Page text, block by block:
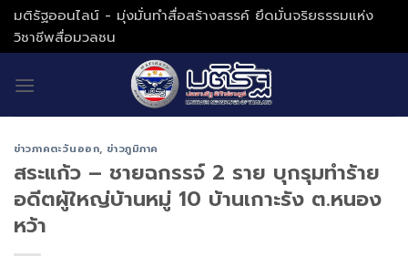
Skip
to
content
มติรัฐออนไลน์ - มุ่งมั่นทำสื่อสร้างสรรค์ ยึดมั่นจริยธรรมแห่ง
วิชาชีพสื่อมวลชน
ข่าวภาคตะวันออก, ข่าวภูมิภาค
สระแก้ว – ชายฉกรรจ์ 2 ราย บุกรุมทำร้าย
อดีตผู้ใหญ่บ้านหมู่ 10 บ้านเกาะรัง ต.หนอง
หว้า